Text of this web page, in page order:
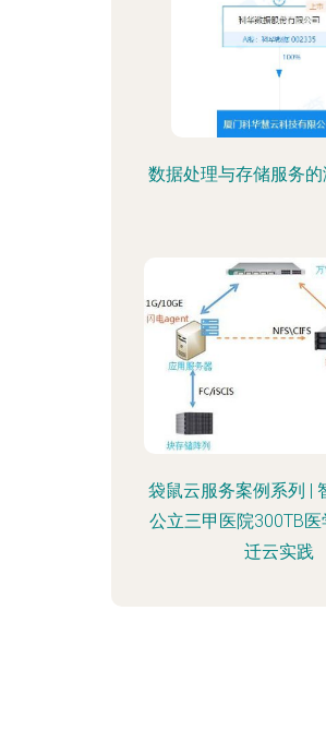
数据处理与存储服务
袋鼠云服务案例系列 |
公立三甲医院300TB
迁云实践